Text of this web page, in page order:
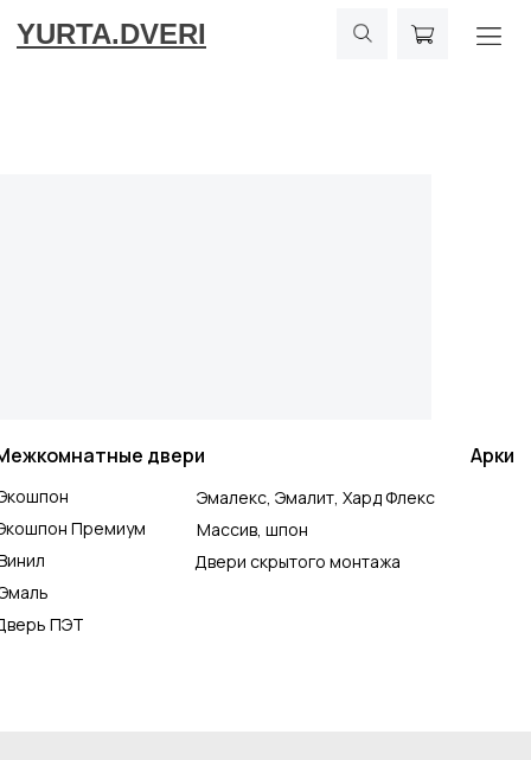
YURTA.DVERI
ПЭТ
Премиум
Двери скрытого монтажа
Массив, шпон
Эмалекс, Эмалит, Хард Флекс
Арки
двери